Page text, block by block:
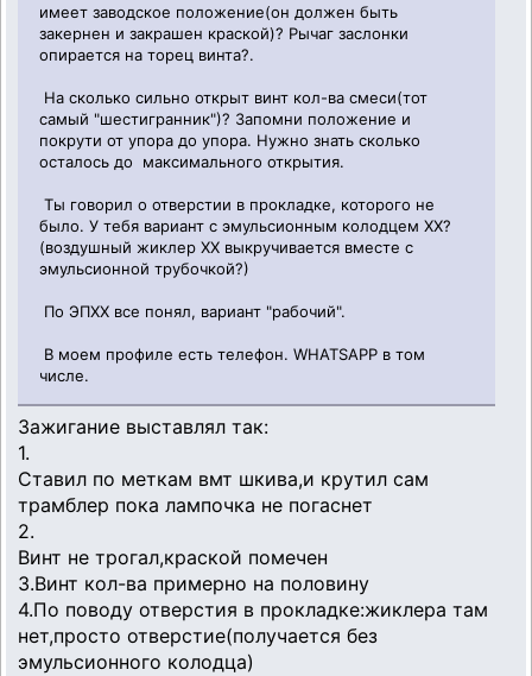
имеет заводское положение(он должен быть
закернен и закрашен краской)? Рычаг заслонки
опирается на торец винта?.
На сколько сильно открыт винт кол-ва смеси(тот
самый "шестигранник")? Запомни положение и
покрути от упора до упора. Нужно знать сколько
осталось до максимального открытия.
Ты говорил о отверстии в прокладке, которого не
было. У тебя вариант с эмульсионным колодцем ХХ?
(воздушный жиклер ХХ выкручивается вместе с
эмульсионной трубочкой?)
По ЭПХХ все понял, вариант "рабочий".
В моем профиле есть телефон. WHATSAPP в том
числе.
Зажигание выставлял так:
1.
Ставил по меткам вмт шкива,и крутил сам
трамблер пока лампочка не погаснет
2.
Винт не трогал,краской помечен
3.Винт кол-ва примерно на половину
4.По поводу отверстия в прокладке:жиклера там
нет,просто отверстие(получается без
эмульсионного колодца)